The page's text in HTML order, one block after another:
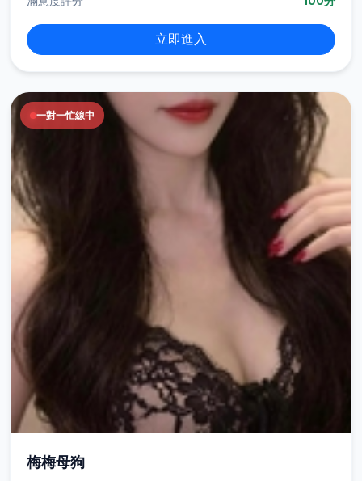
立即進入
一對一忙線中
梅梅母狗